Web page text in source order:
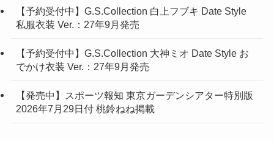
【予約受付中】G.S.Collection 白上フブキ Date Style
私服衣装 Ver.：27年9月発売
【予約受付中】G.S.Collection 大神ミオ Date Style お
でかけ衣装 Ver.：27年9月発売
【発売中】スポーツ報知 東京ガーデンシアター特別版
2026年7月29日付 桃鈴ねね掲載